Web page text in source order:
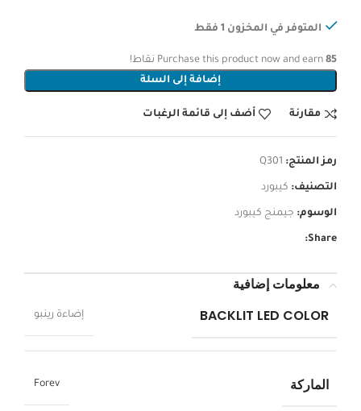
المتوفر في المخزون 1 فقط
Purchase this product now and earn 85
نقاط!
إضافة إلى السلة
مقارنة أضف إلى قائمة الرغبات
رمز المنتج: Q301
التصنيف: كيبورد
الوسوم: جيمنج كيبورد
Share:
معلومات إضافية
BACKLIT LED COLOR
إضاءة رينبو
الماركة Forev